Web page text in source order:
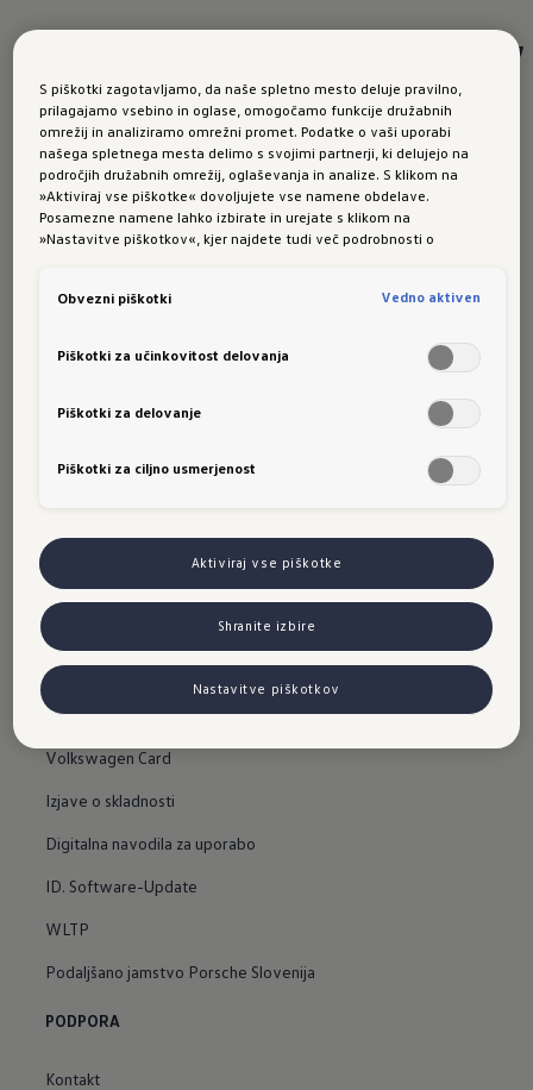
VOLKSWAGEN
Katalogi & ceniki
Volkswagen Revija
Volkswagen Gospodarska vozila
Rabljena vozila
SERVIS
Iskanje Volkswagnovega partnerja
Volkswagen Card
Izjave o skladnosti
Digitalna navodila za uporabo
ID. Software-Update
WLTP
Podaljšano jamstvo Porsche Slovenija
PODPORA
Kontakt
S piškotki zagotavljamo, da naše spletno mesto deluje pravilno,
prilagajamo vsebino in oglase, omogočamo funkcije družabnih
omrežij in analiziramo omrežni promet. Podatke o vaši uporabi
našega spletnega mesta delimo s svojimi partnerji, ki delujejo na
področjih družabnih omrežij, oglaševanja in analize. S klikom na
»Aktiviraj vse piškotke« dovoljujete vse namene obdelave.
Posamezne namene lahko izbirate in urejate s klikom na
»Nastavitve piškotkov«, kjer najdete tudi več podrobnosti o
Obvezni piškotki
Vedno aktiven
Piškotki za učinkovitost delovanja
Piškotki za delovanje
Piškotki za ciljno usmerjenost
Aktiviraj vse piškotke
Shranite izbire
Nastavitve piškotkov